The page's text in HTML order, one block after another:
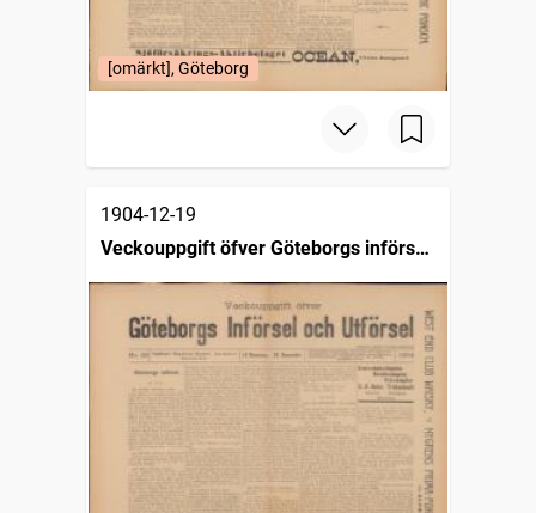
[omärkt], Göteborg
1904-12-19
Veckouppgift öfver Göteborgs införsel
och utförsel